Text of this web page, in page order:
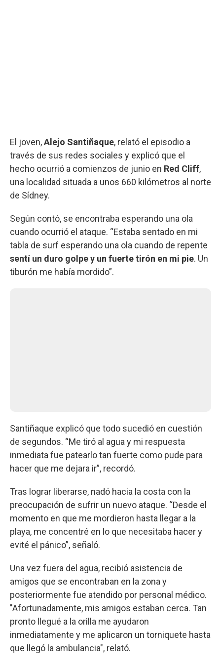
El joven,Alejo Santiñaque, relató el episodio a
través de sus redes sociales y explicó que el
hecho ocurrió a comienzos de junio en Red Cliff,
una localidad situada a unos 660 kilómetros al norte
de Sídney.
Según contó, se encontraba esperando una ola
cuando ocurrió el ataque. “Estaba sentado en mi
tabla de surf esperando una ola cuando de repente
sentí un duro golpe y un fuerte tirón en mi pie. Un
tiburón me había mordido”.
Santiñaque explicó que todo sucedió en cuestión
de segundos. “Me tiró al agua y mi respuesta
inmediata fue patearlo tan fuerte como pude para
hacer que me dejara ir”, recordó.
Tras lograr liberarse, nadó hacia la costa con la
preocupación de sufrir un nuevo ataque. “Desde el
momento en que me mordieron hasta llegar a la
playa, me concentré en lo que necesitaba hacer y
evité el pánico”, señaló.
Una vez fuera del agua, recibió asistencia de
amigos que se encontraban en la zona y
posteriormente fue atendido por personal médico.
"Afortunadamente, mis amigos estaban cerca. Tan
pronto llegué a la orilla me ayudaron
inmediatamente y me aplicaron un torniquete hasta
que llegó la ambulancia", relató.